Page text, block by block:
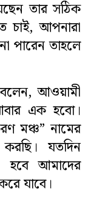
তার সঠিক
চাই, আপনারা
পারেন তাহলে
বলেন, আওয়ামী
এক হবো।
মঞ্চ” নামের
যতদিন
হবে আমাদের
যাবে।